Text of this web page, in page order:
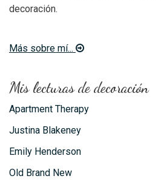
decoración.
Más sobre mí...
Mis lecturas de decoración
Apartment Therapy
Justina Blakeney
Emily Henderson
Old Brand New